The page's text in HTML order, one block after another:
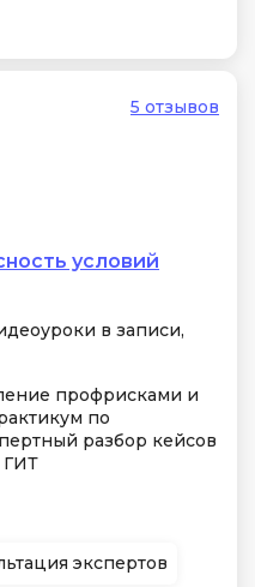
5 отзывов
условий
в записи,
профрисками и
по
разбор кейсов
ГИТ
экспертов